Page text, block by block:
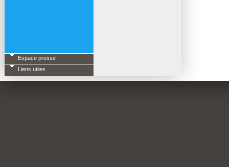
Espace presse
Liens utiles